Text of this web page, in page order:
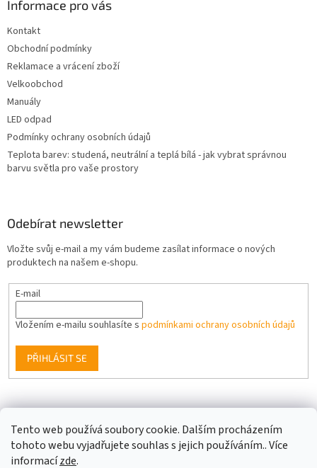
Tento web používá soubory cookie. Dalším procházením
tohoto webu vyjadřujete souhlas s jejich používáním.. Více
informacízde.
Informace pro vás
Kontakt
Obchodní podmínky
Reklamace a vrácení zboží
Velkoobchod
Manuály
LED odpad
Podmínky ochrany osobních údajů
Teplota barev: studená, neutrální a teplá bílá - jak vybrat správnou
barvu světla pro vaše prostory
Odebírat newsletter
Vložte svůj e-mail a my vám budeme zasílat informace o nových
produktech na našem e-shopu.
E-mail
Vložením e-mailu souhlasíte s podmínkami ochrany osobních údajů
PŘIHLÁSIT SE
Facebook